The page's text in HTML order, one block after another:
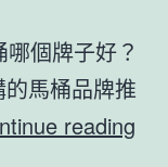
個牌子好？
馬桶品牌推
reading